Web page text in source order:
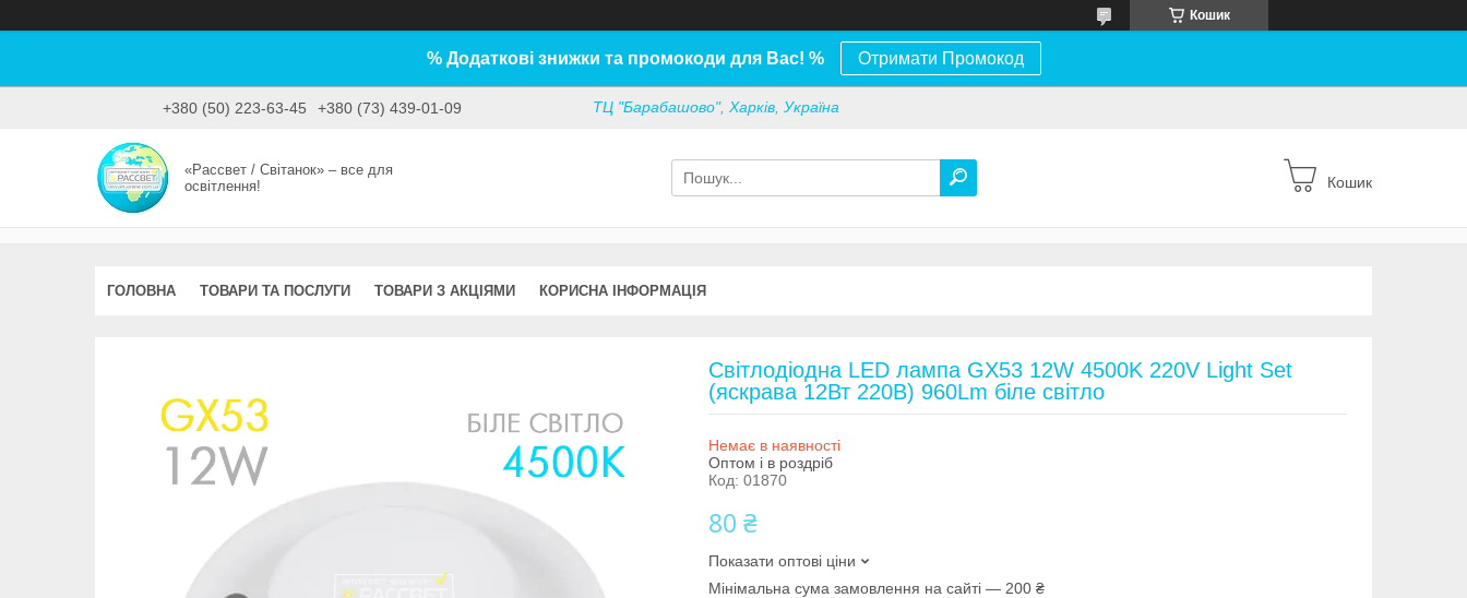
Кошик
% Додаткові знижки та промокоди для Вас! % Отримати Промокод
+380 (50) 223-63-45 +380 (73) 439-01-09 ТЦ "Барабашово", Харків, Україна
«Рассвет / Світанок» – все для
освітлення!
Кошик
ГОЛОВНА ТОВАРИ ТА ПОСЛУГИ ТОВАРИ З АКЦІЯМИ КОРИСНА ІНФОРМАЦІЯ
Світлодіодна LED лампа GX53 12W 4500K 220V Light Set
(яскрава 12Вт 220В) 960Lm біле світло
Немає в наявності
Оптом і в роздріб
Код: 01870
80 ₴
Показати оптові ціни
Мінімальна сума замовлення на сайті — 200 ₴